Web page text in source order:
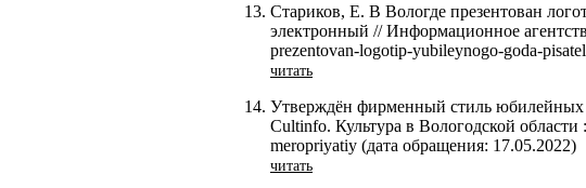
Стариков, Е. В Вологде презентован
электронный // Информационное
prezentovan-logotip-yubileynogo-goda-
читать
Утверждён фирменный стиль юбилейных
Cultinfo. Культура в Вологодской
meropriyatiy (дата обращения: 17.05.2022)
читать